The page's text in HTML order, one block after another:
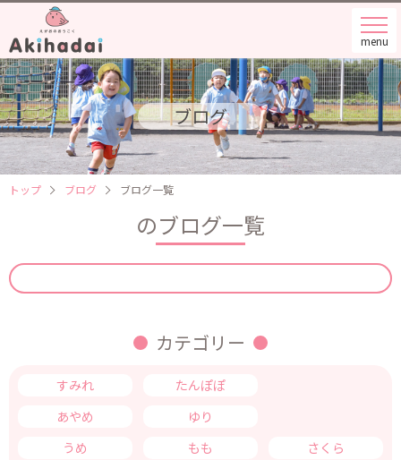
menu
ブログ
トップ ブログ ブログ一覧
のブログ一覧
カテゴリー
すみれ たんぽぽ
あやめ
ゆり
うめ
もも
さくら